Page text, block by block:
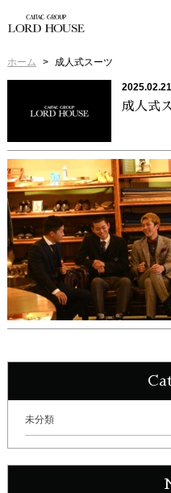
ホーム 成人式スーツ
2025.02.21
成人式
未分類